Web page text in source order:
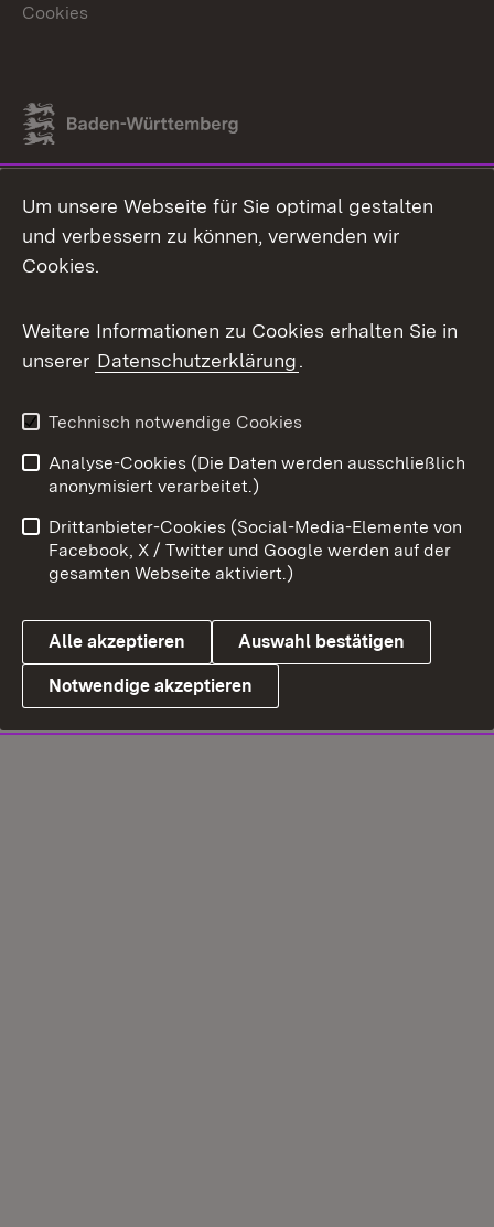
Link zum Landesportal
Cookies
Um unsere Webseite für Sie optimal gestalten
und verbessern zu können, verwenden wir
Cookies.
Weitere Informationen zu Cookies erhalten Sie in
unserer Datenschutzerklärung.
Technisch notwendige Cookies
Analyse-Cookies (Die Daten werden ausschließlich
anonymisiert verarbeitet.)
Drittanbieter-Cookies (Social-Media-Elemente von
Facebook, X / Twitter und Google werden auf der
gesamten Webseite aktiviert.)
Alle akzeptieren Auswahl bestätigen
Notwendige akzeptieren